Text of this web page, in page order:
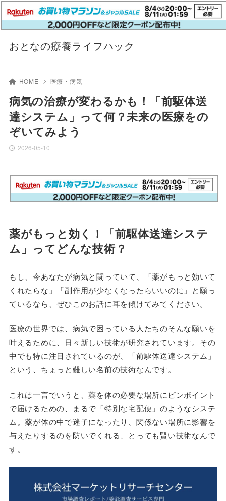
おとなの療養ライフハック
HOME 医療・病気
病気の治療が変わるかも！「前駆体送
達システム」って何？未来の医療をの
ぞいてみよう
2026-05-10
薬がもっと効く！「前駆体送達システ
ム」ってどんな技術？
もし、今あなたが病気と闘っていて、「薬がもっと効いて
くれたらな」「副作用が少なくなったらいいのに」と願っ
ているなら、ぜひこのお話に耳を傾けてみてください。
医療の世界では、病気で困っている人たちのそんな願いを
叶えるために、日々新しい技術が研究されています。その
中でも特に注目されているのが、「前駆体送達システム」
という、ちょっと難しい名前の技術なんです。
これは一言でいうと、薬を体の必要な場所にピンポイント
で届けるための、まるで「特別な宅配便」のようなシステ
ム。薬が体の中で迷子になったり、関係ない場所に影響を
与えたりするのを防いでくれる、とっても賢い技術なんで
す。